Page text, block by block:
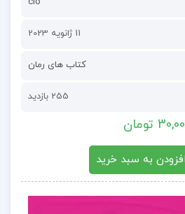
11 ژانویه 2023
کتاب های رمان
255 بازدید
تومان
افزودن به سبد خرید